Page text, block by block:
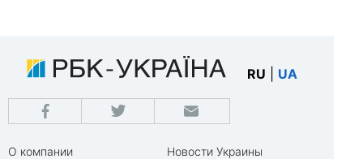
RU UA
О компании
Новости Украины